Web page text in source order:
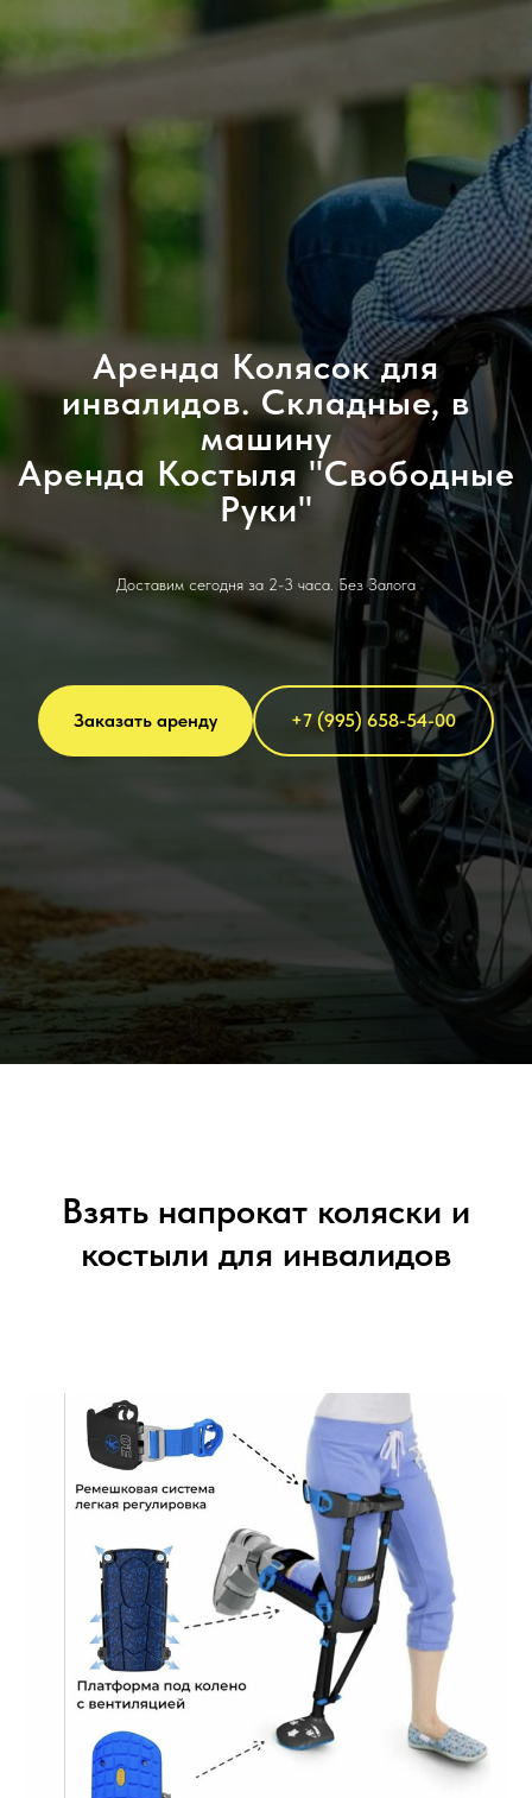
Аренда Колясок для
инвалидов. Складные, в
машину
Аренда Костыля "Свободные
Руки"
Доставим сегодня за 2-3 часа. Без Залога
Заказать аренду +7 (995) 658-54-00
Взять напрокат коляски и
костыли для инвалидов